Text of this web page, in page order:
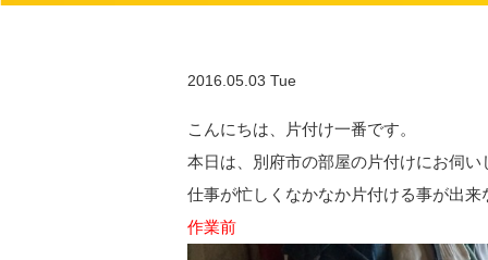
2016.05.03 Tue
こんにちは、片付け一番です。
本日は、別府市の部屋の片付けにお伺い
仕事が忙しくなかなか片付ける事が出
作業前